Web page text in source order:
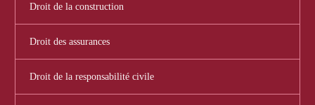
Droit de la construction
Droit des assurances
Droit de la responsabilité civile